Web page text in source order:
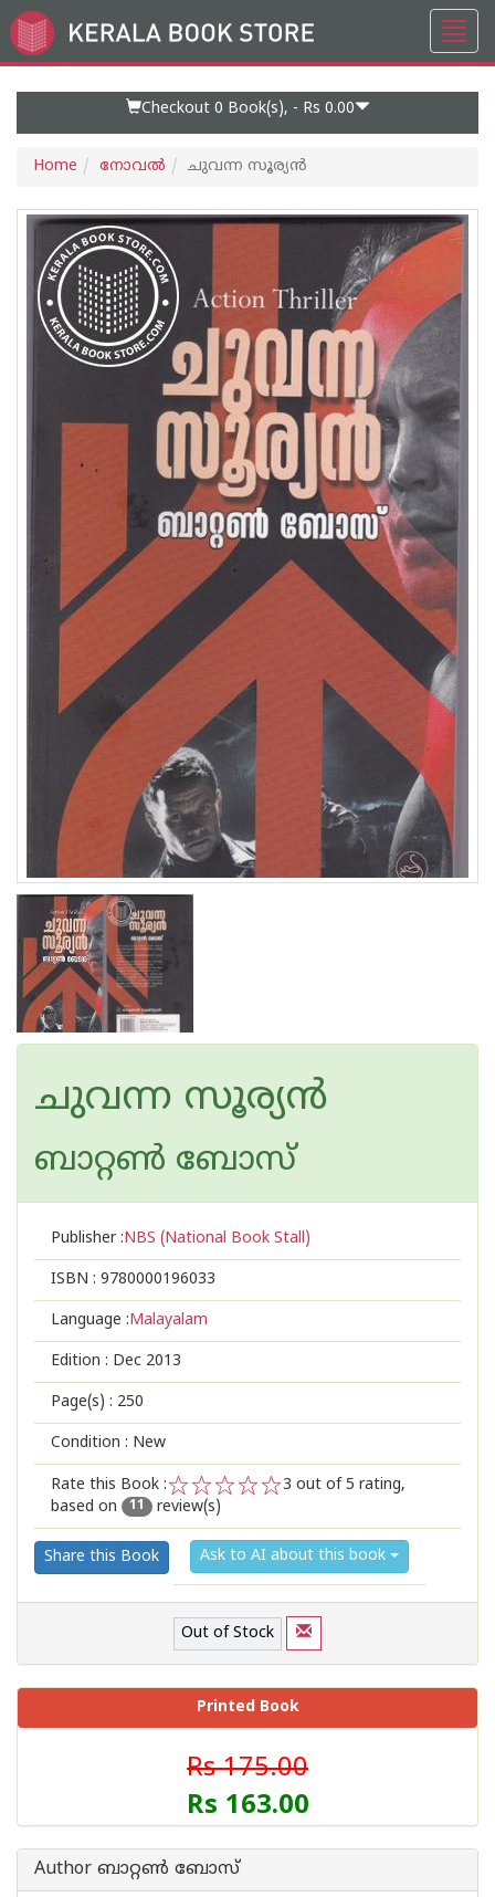
Go
to
Checkout 0 Book(s), - Rs 0.00
Home നോവല്‍ ചുവന്ന സൂര്യന്‍
ചുവന്ന സൂര്യന്‍
ബാറ്റണ്‍ ബോസ്
Publisher :NBS (National Book Stall)
ISBN : 9780000196033
Language :Malayalam
Edition : Dec 2013
Page(s) : 250
Condition : New
Rate this Book :
3
2
1
3 out of 5 rating,
based on
11 review(s)
Share this Book Ask to AI about this book
Out of Stock
Printed Book
Rs 175.00
Rs 163.00
Author ബാറ്റണ്‍ ബോസ്